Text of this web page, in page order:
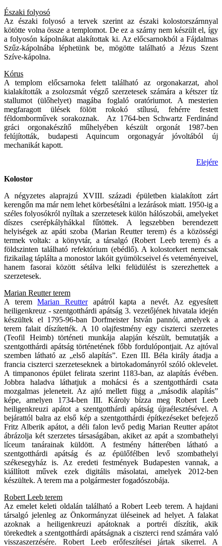
Északi folyosó
Az északi folyosó a tervek szerint az északi kolostorszárnnyal
kötötte volna össze a templomot. De ez a szárny nem készült el, így
a folyosón kápolnákat alakítottak ki. Az előcsarnokból a Fájdalmas
Szűz-kápolnába léphetünk be, mögötte található a Jézus Szent
Szíve-kápolna.
Kórus
A templom előcsarnoka felett található az orgonakarzat, ahol
kialakították a zsolozsmát végző szerzetesek számára a kétszer tíz
stallumot (ülőhelyet) magába foglaló oratóriumot. A mesterien
megfaragott ülések fölött rokokó stílusú, fehérre festett
féldomborművek sorakoznak. Az 1764-ben Schwartz Ferdinánd
gráci orgonakészítő műhelyében készült orgonát 1987-ben
felújították, budapesti Aquincum orgonagyár jóvoltából új
mechanikát kapott.
Elejére
Kolostor
A négyzetes alaprajzú XVIII. századi épületben kialakított zárt
kerengőn ma már nem lehet körbesétálni a lezárások miatt. 1950-ig a
széles folyosókról nyíltak a szerzetesek külön hálószobái, amelyeket
díszes cserépkályhákkal fűtöttek. A legszebben berendezett
helyiségek az apáti szoba (Marian Reutter terem) és a közösségi
termek voltak: a könyvtár, a társalgó (Robert Leeb terem) és a
földszinten található refektórium (ebédlő). A kolostorkert nemcsak
fizikailag táplálta a monostor lakóit gyümölcseivel és veteményeivel,
hanem fasorai között sétálva lelki felüdülést is szerezhettek a
szerzetesek.
Marian Reutter terem
A teremMarian Reutterapátról kapta a nevét. Az egyesített
heiligenkreuz - szentgotthárdi apátság 3. vezetőjének hivatala idején
készültek el 1795-96-ban Dorfmeister István pannói, amelyek a
terem falait díszítették. A 10 olajfestmény egy ciszterci szerzetes
(Teofil Heimb) történeti munkája alapján készült, bemutatják a
szentgotthárdi apátság történetének főbb fordulópontjait. Az ajtóval
szemben látható az „első alapítás”. Ezen III. Béla király átadja a
francia ciszterci szerzeteseknek a birtokadományról szóló oklevelet.
A timpanonos épület felirata szerint 1183-ban, az alapítás évében.
Jobbra haladva láthatjuk a mohácsi és a szentgotthárdi csata
mozgalmas jeleneteit. Az ajtó mellett függ a „második alapítás”
képe, amelyen 1734-ben III. Károly bízza meg Robert Leeb
heiligenkreuzi apátot a szentgotthárdi apátság újraélesztésével. A
bejárattól balra az első kép a szentgotthárdi építkezéseket befejező
Fritz Alberik apátot, a déli falon levő pedig Marian Reutter apátot
ábrázolja két szerzetes társaságában, akiket az apát a szombathelyi
líceum tanárainak küldött. A festmény hátterében látható a
szentgotthárdi apátság és az épülőfélben levő szombathelyi
székesegyház is. Az eredeti festmények Budapesten vannak, a
kiállított művek ezek digitális másolatai, amelyek 2012-ben
készültek. A terem ma a polgármester fogadószobája.
Robert Leeb terem
Az emelet keleti oldalán található a Robert Leeb terem. A hajdani
társalgó jelenleg az Önkormányzat üléseinek ad helyet. A falakat
azoknak a heiligenkreuzi apátoknak a portréi díszítik, akik
törekedtek a szentgotthárdi apátságnak a ciszterci rend számára való
visszaszerzésére. Robert Leeb erőfeszítései jártak sikerrel. A